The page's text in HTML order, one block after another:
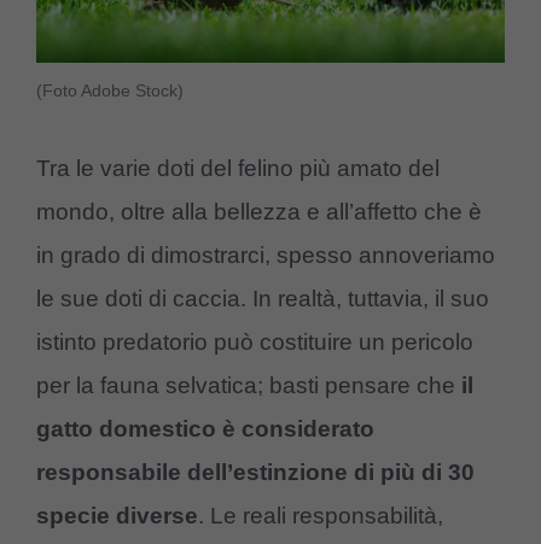
(Foto Adobe Stock)
Tra le varie doti del felino più amato del
mondo, oltre alla bellezza e all’affetto che è
in grado di dimostrarci, spesso annoveriamo
le sue doti di caccia. In realtà, tuttavia, il suo
istinto predatorio può costituire un pericolo
per la fauna selvatica; basti pensare che il
gatto domestico è considerato
responsabile dell’estinzione di più di 30
specie diverse. Le reali responsabilità,